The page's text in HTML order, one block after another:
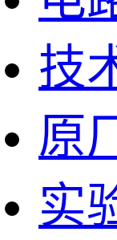
技
原
实